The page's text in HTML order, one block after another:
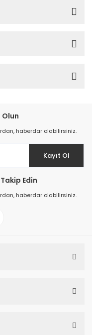
Olun
haberdar olabilirsiniz.
Kayıt Ol
Edin
haberdar olabilirsiniz.